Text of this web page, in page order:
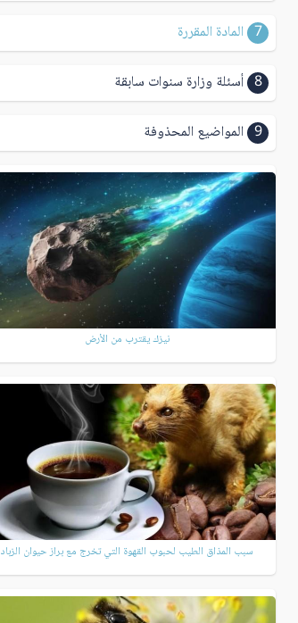
7 المادة المقررة
8 أسئلة وزارة سنوات سابقة
9 المواضيع المحذوفة
نيزك يقترب من الأرض
سبب المذاق الطيب لحبوب القهوة التي تخرج مع براز حيوان الزباد